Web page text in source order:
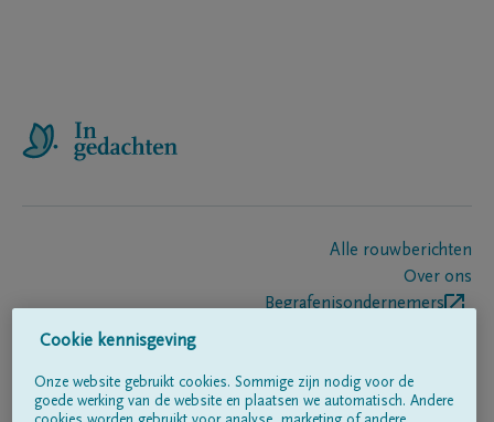
Alle rouwberichten
Over ons
Begrafenisondernemers
Volg ons op
Cookie kennisgeving
Onze website gebruikt cookies. Sommige zijn nodig voor de
goede werking van de website en plaatsen we automatisch. Andere